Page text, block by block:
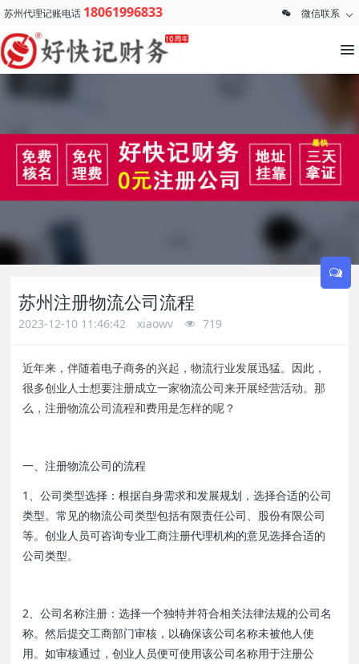
苏州代理记账电话 18061996833 微信联系
苏州注册物流公司流程
2023-12-10 11:46:42 xiaowv 719
近年来，伴随着电子商务的兴起，物流行业发展迅猛。因此，
很多创业人士想要注册成立一家物流公司来开展经营活动。那
么，注册物流公司流程和费用是怎样的呢？
一、注册物流公司的流程
1、公司类型选择：根据自身需求和发展规划，选择合适的公司
类型。常见的物流公司类型包括有限责任公司、股份有限公司
等。创业人员可咨询专业工商注册代理机构的意见选择合适的
公司类型。
2、公司名称注册：选择一个独特并符合相关法律法规的公司名
称。然后提交工商部门审核，以确保该公司名称未被他人使
用。如审核通过，创业人员便可使用该公司名称用于注册公